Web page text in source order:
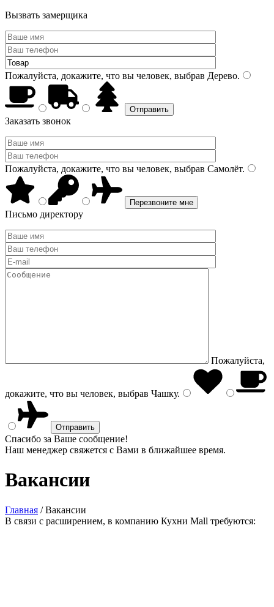
Вызвать замерщика
Пожалуйста, докажите, что вы человек, выбрав Дерево.
Заказать звонок
Пожалуйста, докажите, что вы человек, выбрав Самолёт.
Письмо директору
Пожалуйста,
докажите, что вы человек, выбрав Чашку.
Спасибо за Ваше сообщение!
Наш менеджер свяжется с Вами в ближайшее время.
Вакансии
Главная /Вакансии
В связи с расширением, в компанию Кухни Mall требуются: